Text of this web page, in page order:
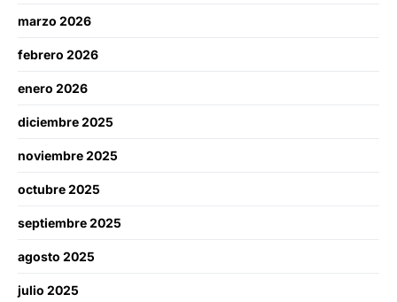
marzo 2026
febrero 2026
enero 2026
diciembre 2025
noviembre 2025
octubre 2025
septiembre 2025
agosto 2025
julio 2025